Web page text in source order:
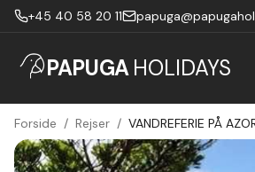
+45 40 58 20 11
PAPUGA HOLIDAYS
Forside / Rejser / VANDREFERIE PÅ